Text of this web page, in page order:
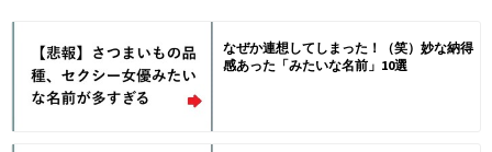
なぜか連想してしまった！（笑）妙な納得
感あった「みたいな名前」10選